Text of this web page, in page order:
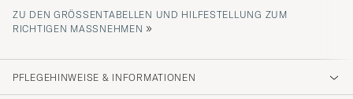
ZU DEN GRÖSSENTABELLEN UND HILFESTELLUNG ZUM R
ICHTIGEN MASSNEHMEN
»
PFLEGEHINWEISE & INFORMATIONEN